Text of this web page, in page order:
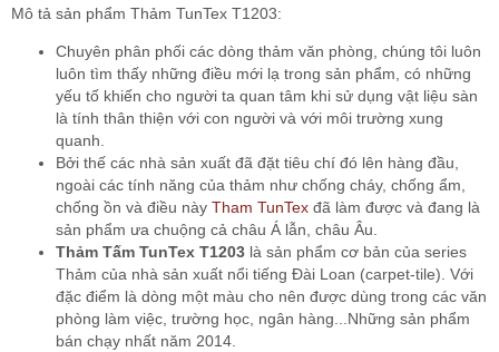
Mô tả sản phẩm Thảm TunTex T1203:
Chuyên phân phối các dòng thảm văn phòng, chúng tôi luôn
luôn tìm thấy những điều mới lạ trong sản phẩm, có những
yếu tố khiến cho người ta quan tâm khi sử dụng vật liệu sàn
là tính thân thiện với con người và với môi trường xung
quanh.
Bởi thế các nhà sản xuất đã đặt tiêu chí đó lên hàng đầu,
ngoài các tính năng của thảm như chống cháy, chống ẩm,
chống ồn và điều này Tham TunTex đã làm được và đang là
sản phẩm ưa chuộng cả châu Á lẫn, châu Âu.
Thảm Tấm TunTex T1203 là sản phẩm cơ bản của series
Thảm của nhà sản xuất nổi tiếng Đài Loan (carpet-tile). Với
đặc điểm là dòng một màu cho nên được dùng trong các văn
phòng làm việc, trường học, ngân hàng...Những sản phẩm
bán chạy nhất năm 2014.